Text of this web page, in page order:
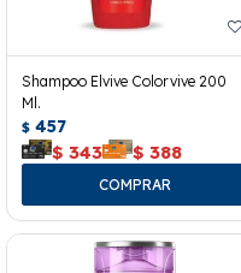
Shampoo Elvive Colorvive 200
Ml.
$ 457
$ 343 $ 388